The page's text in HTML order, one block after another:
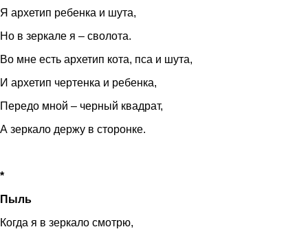
Я архетип ребенка и шута,
Но в зеркале я – сволота.
Во мне есть архетип кота, пса и шута,
И архетип чертенка и ребенка,
Передо мной – черный квадрат,
А зеркало держу в сторонке.
*
Пыль
Когда я в зеркало смотрю,